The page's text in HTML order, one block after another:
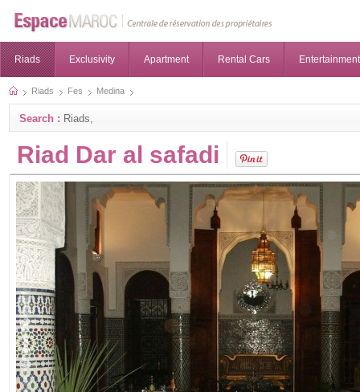
Riads Exclusivity Apartment Rental Cars
Riads Fes Medina
Search : Riads,
Riad Dar al safadi